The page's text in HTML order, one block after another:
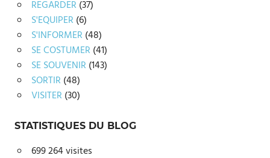
REGARDER (37)
S'EQUIPER (6)
S'INFORMER (48)
SE COSTUMER (41)
SE SOUVENIR (143)
SORTIR (48)
VISITER (30)
STATISTIQUES DU BLOG
699 264 visites